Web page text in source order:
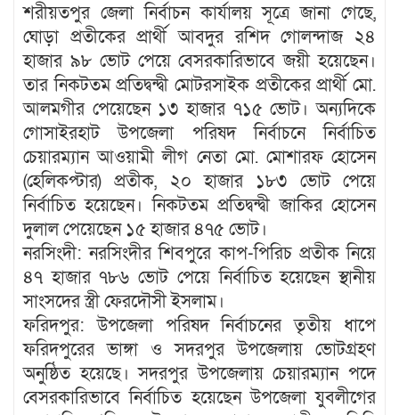
শরীয়তপুর জেলা নির্বাচন কার্যালয় সূত্রে জানা গেছে,
ঘোড়া প্রতীকের প্রার্থী আবদুর রশিদ গোলন্দাজ ২৪
হাজার ৯৮ ভোট পেয়ে বেসরকারিভাবে জয়ী হয়েছেন।
তার নিকটতম প্রতিদ্বন্দ্বী মোটরসাইক প্রতীকের প্রার্থী মো.
আলমগীর পেয়েছেন ১৩ হাজার ৭১৫ ভোট। অন্যদিকে
গোসাইরহাট উপজেলা পরিষদ নির্বাচনে নির্বাচিত
চেয়ারম্যান আওয়ামী লীগ নেতা মো. মোশারফ হোসেন
(হেলিকপ্টার) প্রতীক, ২০ হাজার ১৮৩ ভোট পেয়ে
নির্বাচিত হয়েছেন। নিকটতম প্রতিদ্বন্দ্বী জাকির হোসেন
দুলাল পেয়েছেন ১৫ হাজার ৪৭৫ ভোট।
নরসিংদী: নরসিংদীর শিবপুরে কাপ-পিরিচ প্রতীক নিয়ে
৪৭ হাজার ৭৮৬ ভোট পেয়ে নির্বাচিত হয়েছেন স্থানীয়
সাংসদের স্ত্রী ফেরদৌসী ইসলাম।
ফরিদপুর: উপজেলা পরিষদ নির্বাচনের তৃতীয় ধাপে
ফরিদপুরের ভাঙ্গা ও সদরপুর উপজেলায় ভোটগ্রহণ
অনুষ্ঠিত হয়েছে। সদরপুর উপজেলায় চেয়ারম্যান পদে
বেসরকারিভাবে নির্বাচিত হয়েছেন উপজেলা যুবলীগের